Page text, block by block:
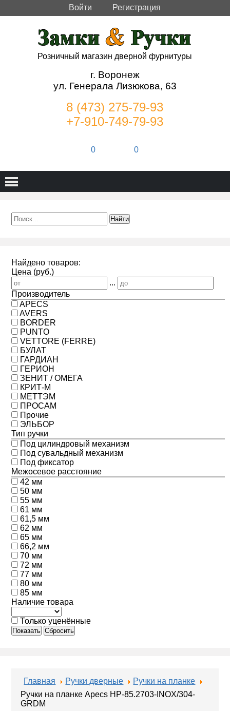
Войти Регистрация
Розничный магазин дверной фурнитуры
г. Воронеж
ул. Генерала Лизюкова, 63
8 (473) 275-79-93
+7-910-749-79-93
0 0
Найдено товаров:
Цена (руб.)
...
Производитель
APECS
AVERS
BORDER
PUNTO
VETTORE (FERRE)
БУЛАТ
ГАРДИАН
ГЕРИОН
ЗЕНИТ / ОМЕГА
КРИТ-М
МЕТТЭМ
ПРОСАМ
Прочие
ЭЛЬБОР
Тип ручки
Под цилиндровый механизм
Под сувальдный механизм
Под фиксатор
Межосевое расстояние
42 мм
50 мм
55 мм
61 мм
61,5 мм
62 мм
65 мм
66,2 мм
70 мм
72 мм
77 мм
80 мм
85 мм
Наличие товара
Только уценённые
Показать Сбросить
Главная Ручки дверные
Ручки на планке
Ручки на планке Apecs HP-85.2703-INOX/304-
GRDM